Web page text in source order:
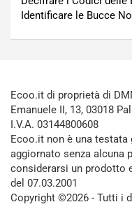
Identificare le Bucce
Ecoo.it di proprietà di
Emanuele II, 13, 03018
I.V.A. 03144800608
Ecoo.it non è una
aggiornato senza alcuna
considerarsi un prodotto
del 07.03.2001
Copyright ©2026 - Tutti i